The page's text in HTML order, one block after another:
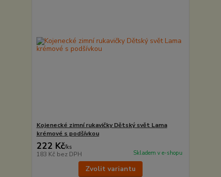
Kojenecké zimní rukavičky Dětský svět Lama
krémové s podšívkou
222 Kč/ks
183 Kč bez DPH Skladem v e-shopu
Zvolit variantu